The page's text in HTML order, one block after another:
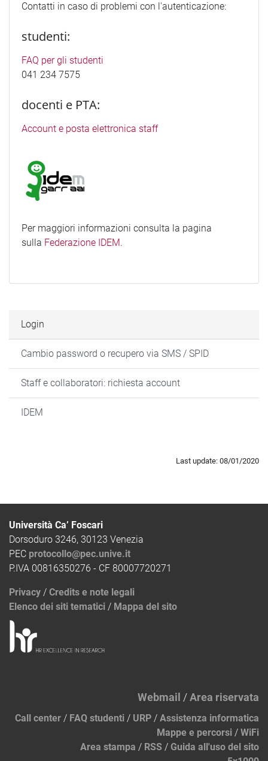
Contatti in caso di problemi con l'autenticazione:
studenti:
FAQ per gli studenti
041 234 7575
docenti e PTA:
Account e posta elettronica staff
Per maggiori informazioni consulta la pagina
sulla Federazione IDEM.
Login
Cambio password o recupero via SMS / SPID
Staff e collaboratori: richiesta account
IDEM
Last update: 08/01/2020
Università Ca’ Foscari
Dorsoduro 3246, 30123 Venezia
PEC protocollo@pec.unive.it
P.IVA 00816350276 - CF 80007720271
Privacy / Credits e note legali
Elenco dei siti tematici / Mappa del sito
Webmail /Area riservata
Call center / FAQ studenti / URP / Assistenza informatica
Mappe e percorsi / WiFi
Area stampa / RSS / Guida all'uso del sito